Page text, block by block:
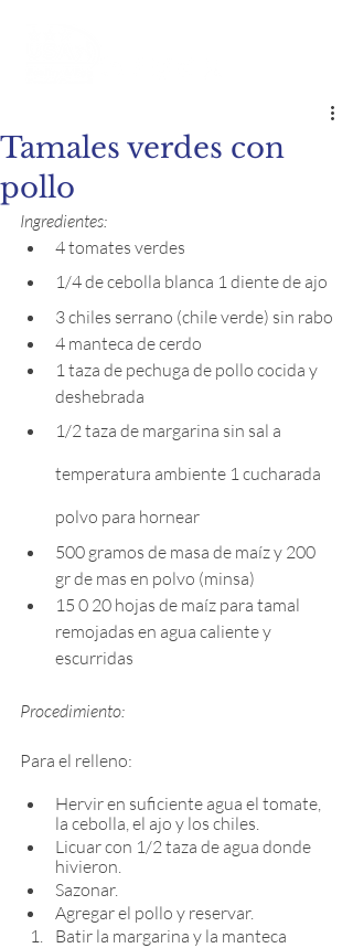
Tamales verdes con
pollo
Ingredientes:
4 tomates verdes
1/4 de cebolla blanca 1 diente de ajo
3 chiles serrano (chile verde) sin rabo
4 manteca de cerdo
1 taza de pechuga de pollo cocida y
deshebrada
1/2 taza de margarina sin sal a
temperatura ambiente 1 cucharada
polvo para hornear
500 gramos de masa de maíz y 200
gr de mas en polvo (minsa)
15 0 20 hojas de maíz para tamal
remojadas en agua caliente y
escurridas
Procedimiento:
Para el relleno:
Hervir en suficiente agua el tomate,
la cebolla, el ajo y los chiles.
Licuar con 1/2 taza de agua donde
hivieron.
Sazonar.
Agregar el pollo y reservar.
Batir la margarina y la manteca